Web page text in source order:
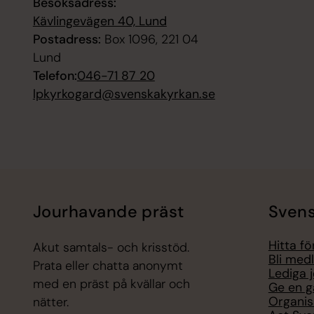
Kävlingevägen 40, Lund
Postadress: Box 1096, 221 04
Lund
Telefon:046-71 87 20
lpkyrkogard@svenskakyrkan.se
Jourhavande präst
Akut samtals- och krisstöd.
Prata eller chatta anonymt
med en präst på kvällar och
nätter.
Hitta
Bli
Lediga
Ge en